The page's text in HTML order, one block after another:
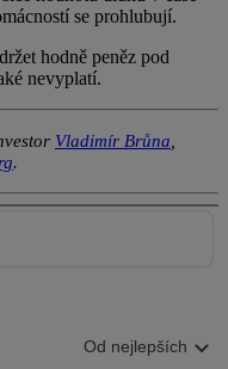
se prohlubují.
hodně peněz pod
nevyplatí.
Vladimír Brůna
.